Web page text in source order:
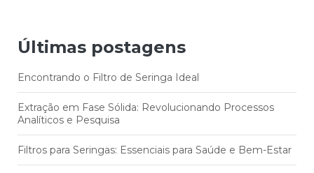
Últimas postagens
Encontrando o Filtro de Seringa Ideal
Extração em Fase Sólida: Revolucionando Processos
Analíticos e Pesquisa
Filtros para Seringas: Essenciais para Saúde e Bem-Estar